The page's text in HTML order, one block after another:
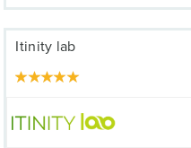
Itinity lab